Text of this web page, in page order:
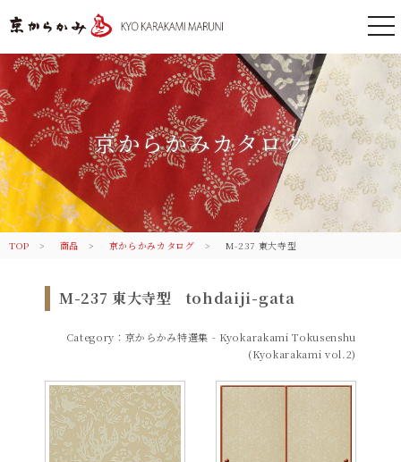
式会社丸二
京からかみカタログ
TOP 商品 京からかみカタログ M-237 東大寺型
M-237 東大寺型 tohdaiji-gata
Category：京からかみ特選集 - Kyokarakami Tokusenshu
(Kyokarakami vol.2)